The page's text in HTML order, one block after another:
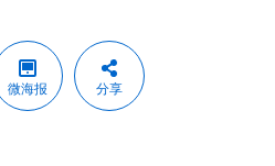
微海报 分享